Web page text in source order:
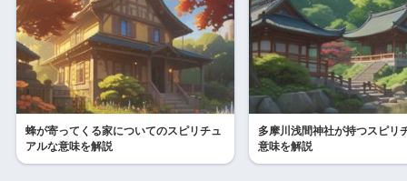
蜂が寄ってくる家についてのスピリチュ
アルな意味を解説
多摩川浅間神社が持つスピリ
意味を解説